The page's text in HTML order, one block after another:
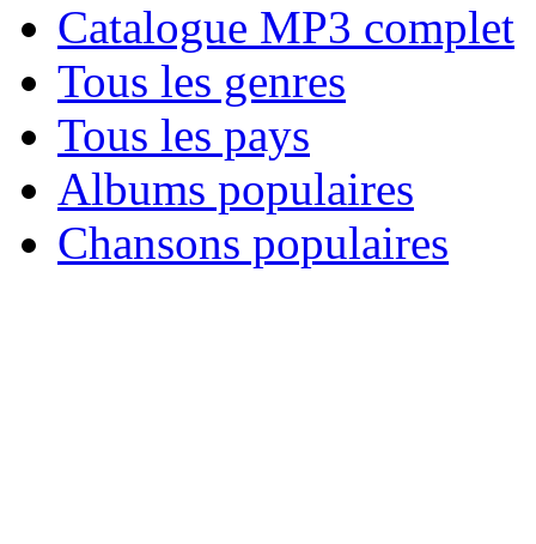
Catalogue MP3 complet
Tous les genres
Tous les pays
Albums populaires
Chansons populaires